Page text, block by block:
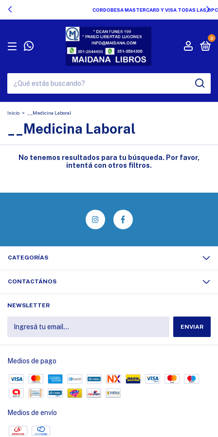
CORDOBESA MASTERCARD Y VISA TODAS LAS OPCIONES !!!
0
Inicio > __Medicina Laboral
__Medicina Laboral
No tenemos resultados para tu búsqueda. Por favor,
intentá con otros filtros.
CATEGORÍAS
CONTACTÁNOS
NEWSLETTER
Medios de pago
Medios de envío